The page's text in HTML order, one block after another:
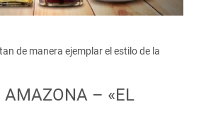
de manera ejemplar el estilo de la
AMAZONA – «EL